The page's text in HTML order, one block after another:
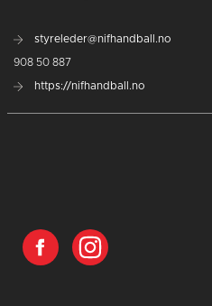
styreleder@nifhandball.no
908 50 887
https://nifhandball.no